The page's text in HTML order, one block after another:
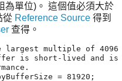
為單位)。 這個值必須大於
從 Reference Source 得到
查得。
largest multiple of
buffer is short-lived